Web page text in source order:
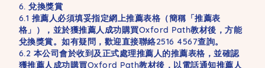
6. 兌換獎賞
6.1 推薦人必須填妥指定網上推薦表格（簡稱「推薦表
格」），並於獲推薦人成功購買Oxford Path教材後，方能
兌換獎賞。如有疑問，歡迎直接聯絡2516 4567查詢。
6.2 本公司會於收到及正式處理推薦人的推薦表格，並確認
獲推薦人成功購買Oxford Path教材後，以電話通知推薦人